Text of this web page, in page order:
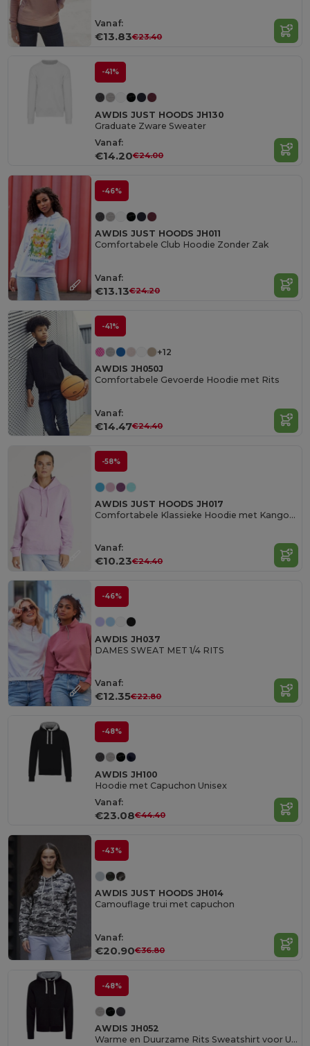
Vanaf:
€13.83€23.40
-41%
AWDIS JUST HOODS JH130
Graduate Zware Sweater
Vanaf:
€14.20€24.00
-46%
AWDIS JUST HOODS JH011
Comfortabele Club Hoodie Zonder Zak
Vanaf:
€13.13€24.20
-41%
+12
AWDIS JH050J
Comfortabele Gevoerde Hoodie met Rits
Vanaf:
€14.47€24.40
-58%
AWDIS JUST HOODS JH017
Comfortabele Klassieke Hoodie met Kangoeroezak
Vanaf:
€10.23€24.40
-46%
AWDIS JH037
DAMES SWEAT MET 1/4 RITS
Vanaf:
€12.35€22.80
-48%
AWDIS JH100
Hoodie met Capuchon Unisex
Vanaf:
€23.08€44.40
-43%
AWDIS JUST HOODS JH014
Camouflage trui met capuchon
Vanaf:
€20.90€36.80
-48%
AWDIS JH052
Warme en Duurzame Rits Sweatshirt voor Unisex